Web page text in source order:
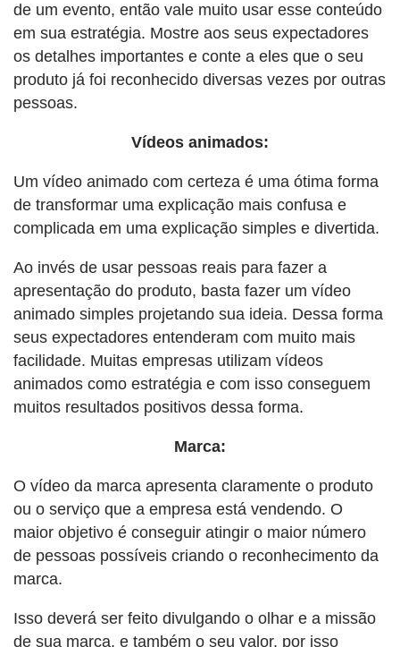
de um evento, então vale muito usar esse conteúdo
em sua estratégia. Mostre aos seus expectadores
os detalhes importantes e conte a eles que o seu
produto já foi reconhecido diversas vezes por outras
pessoas.
Vídeos animados:
Um vídeo animado com certeza é uma ótima forma
de transformar uma explicação mais confusa e
complicada em uma explicação simples e divertida.
Ao invés de usar pessoas reais para fazer a
apresentação do produto, basta fazer um vídeo
animado simples projetando sua ideia. Dessa forma
seus expectadores entenderam com muito mais
facilidade. Muitas empresas utilizam vídeos
animados como estratégia e com isso conseguem
muitos resultados positivos dessa forma.
Marca:
O vídeo da marca apresenta claramente o produto
ou o serviço que a empresa está vendendo. O
maior objetivo é conseguir atingir o maior número
de pessoas possíveis criando o reconhecimento da
marca.
Isso deverá ser feito divulgando o olhar e a missão
de sua marca, e também o seu valor, por isso